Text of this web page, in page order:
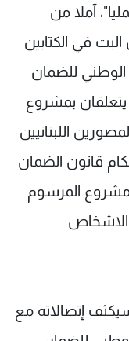
آملا من
في الكتابين
الوطني للضمان
يتعلقان بمشروع
اللبنانيين
قانون الضمان
المرسوم
الاشخاص
إتصالاته مع